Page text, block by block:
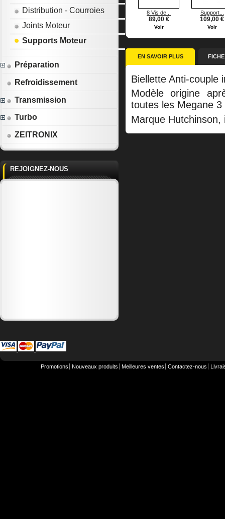
Distribution - Courroies
Joints Moteur
Supports Moteur
Préparation
Refroidissement
Transmission
Turbo
ZEITRONIX
REJOIGNEZ-NOUS
8 Vis de...
89,00 €
Voir
Support...
109,00 €
Voir
EN SAVOIR PLUS
Biellette Anti-couple
Modèle origine
toutes les Megane 3
Marque Hutchinson,
Promotions Nouveaux produits Meilleures ventes Contactez-nous